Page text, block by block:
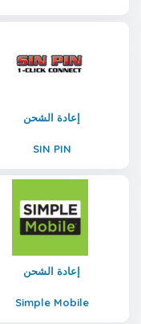
إعادة الشحن
SIN PIN
إعادة الشحن
Simple Mobile